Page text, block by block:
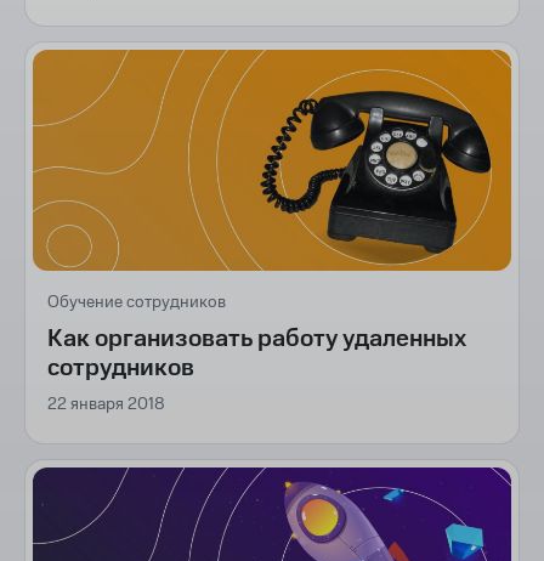
Обучение сотрудников
Как организовать работу удаленных
сотрудников
22 января 2018